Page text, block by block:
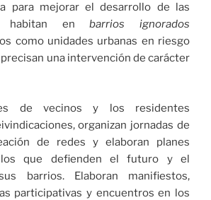
para mejorar el desarrollo de las
habitan enbarrios ignorados
como unidades urbanas en riesgo
una intervención de carácter
de vecinos y los residentes
organizan jornadas de
de redes y elaboran planes
los que defienden el futuro y el
barrios. Elaboran manifiestos,
participativas y encuentros en los